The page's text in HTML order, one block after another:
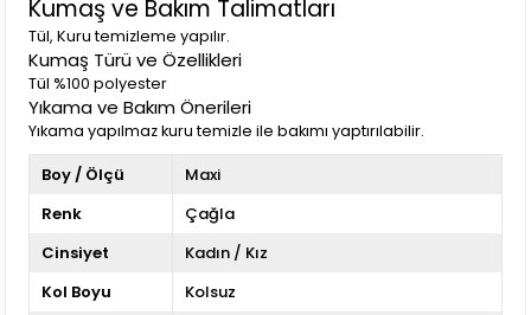
Kumaş ve Bakım Talimatları
Tül, Kuru temizleme yapılır.
Kumaş Türü ve Özellikleri
Tül %100 polyester
Yıkama ve Bakım Önerileri
Yıkama yapılmaz kuru temizle ile bakımı yaptırılabilir.
Boy / Ölçü
Maxi
Renk
Çağla
Cinsiyet
Kadın / Kız
Kol Boyu
Kolsuz